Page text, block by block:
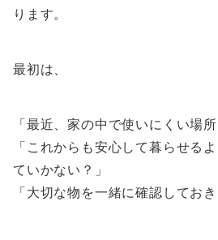
ります。
最初は、
「最近、家の中で使いにくい場所
「これからも安心して暮らせる
ていかない？」
「大切な物を一緒に確認しておき